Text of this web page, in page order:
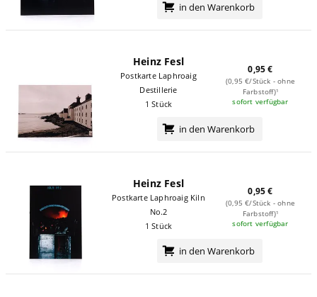
in den Warenkorb
Heinz Fesl
Postkarte Laphroaig
Destillerie
1 Stück
0,95 €
(0,95 €/Stück - ohne
Farbstoff)¹
sofort verfügbar
in den Warenkorb
Heinz Fesl
Postkarte Laphroaig Kiln
No.2
1 Stück
0,95 €
(0,95 €/Stück - ohne
Farbstoff)¹
sofort verfügbar
in den Warenkorb